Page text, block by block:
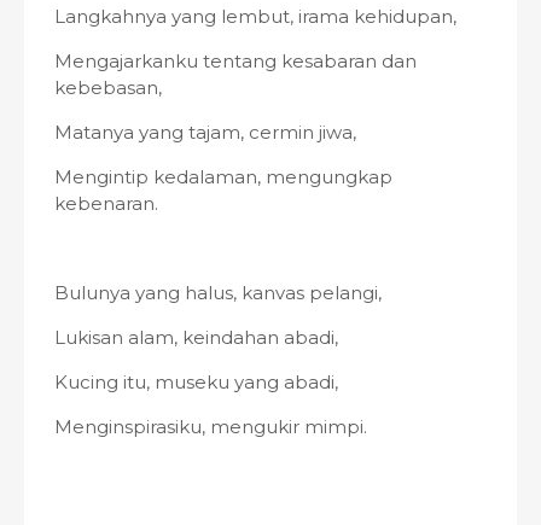
Langkahnya yang lembut, irama kehidupan,
Mengajarkanku tentang kesabaran dan
kebebasan,
Matanya yang tajam, cermin jiwa,
Mengintip kedalaman, mengungkap
kebenaran.
Bulunya yang halus, kanvas pelangi,
Lukisan alam, keindahan abadi,
Kucing itu, museku yang abadi,
Menginspirasiku, mengukir mimpi.